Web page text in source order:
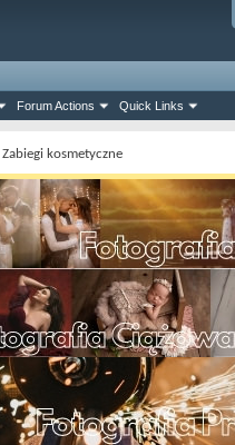
Forum Actions Quick Links
Zabiegi kosmetyczne